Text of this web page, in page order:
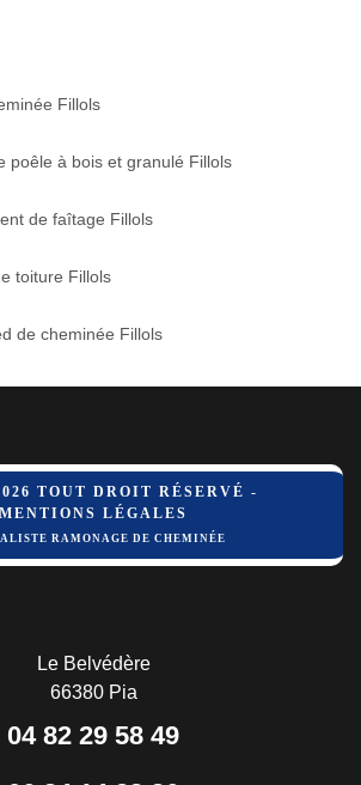
Fillols
poêle à bois et granulé Fillols
de faîtage Fillols
toiture Fillols
de cheminée Fillols
TOUT DROIT RÉSERVÉ -
MENTIONS LÉGALES
RAMONAGE DE CHEMINÉE
Le Belvédère
66380 Pia
04 82 29 58 49